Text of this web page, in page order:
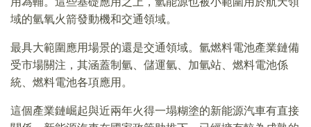
域的氫氧火箭發動機和交通領域。
最具大範圍應用場景的還是交通領域。氫燃料電池產業鏈備
受市場關注，其涵蓋制氫、儲運氫、加氫站、燃料電池係
統、燃料電池各項應用。
這個產業鏈崛起與近兩年火得一塌糊塗的新能源汽車有直接